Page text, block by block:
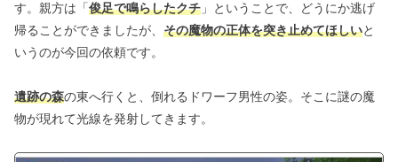
す。親方は「俊足で鳴らしたクチ 」ということで、どうにか逃げ
帰ることができましたが、 その魔物の正体を突き止めてほしいと
いうのが今回の依頼です。
遺跡の森の東へ行くと、倒れるドワーフ男性の姿。そこに謎の魔
物が現れて光線を発射してきます。